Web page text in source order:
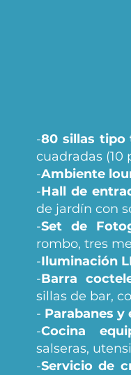
-80 sillas tipo
cuadradas (10
-Ambiente
-Hall de
de jardín con
-Set de
rombo, tres
-Iluminación
-Barra
sillas de bar,
- Parabanes y
-Cocina
salseras,
-Servicio de